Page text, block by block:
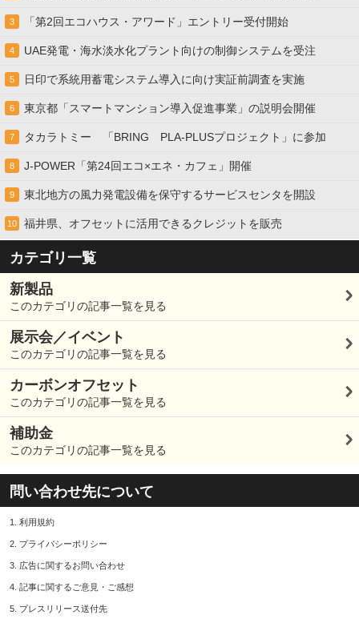
3 「第2回エコハウス・アワード」エントリー受付開始
4 UAE発電・海水淡水化プラント向けの制御システムを受注
5 日印で系統用蓄電システム導入に向け実証前調査を実施
6 東京都「スマートマンション導入促進事業」の説明会開催
7 タカラトミー 「BRING PLA-PLUSプロジェクト」に参加
8 J-POWER「第24回エコ×エネ・カフェ」開催
9 東北地方の風力発電設備を保守するサービスセンタを開設
10 福井県、オフセットに活用できるクレジットを販売
カテゴリ一覧
新製品
このカテゴリの記事一覧を見る
展示会／イベント
このカテゴリの記事一覧を見る
カーボンオフセット
このカテゴリの記事一覧を見る
補助金
このカテゴリの記事一覧を見る
問い合わせ先について
1. 利用規約
2. プライバシーポリシー
3. 広告に関するお問い合わせ
4. 記事に関するご意見・ご感想
5. プレスリリース送付先